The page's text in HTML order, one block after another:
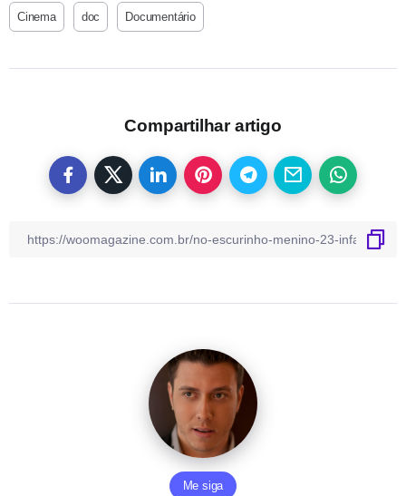
Cinema doc Documentário
Compartilhar artigo
Me siga